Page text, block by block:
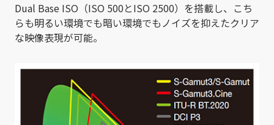
Dual Base ISO（ISO 500とISO 2500）を搭載し、こち
らも明るい環境でも暗い環境でもノイズを抑えたクリア
な映像表現が可能。